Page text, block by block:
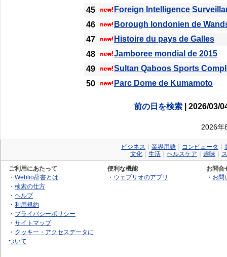
45
Foreign Intelligence
46
Borough londonien de
47
Histoire du pays de Galles
48
Jamboree mondial de 2015
49
Sultan Qaboos Sports
50
Parc Dome de Kumamoto
前の日を検索| 2026/03/
2026年
ビジネス 業界用語 コンピュータ
文化
生活 ヘルスケア 趣味
ご利用にあたって
・ Weblio辞書とは
・ 検索の仕方
・ ヘルプ
・ 利用規約
・ プライバシーポリシー
・ サイトマップ
・ クッキー・アクセスデータに
ついて
便利な機能
・ ウェブリオのアプリ
お問合
・ お問